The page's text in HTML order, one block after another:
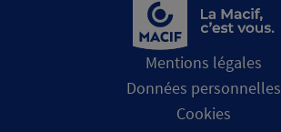
Mentions légales
Données personnelles
Cookies